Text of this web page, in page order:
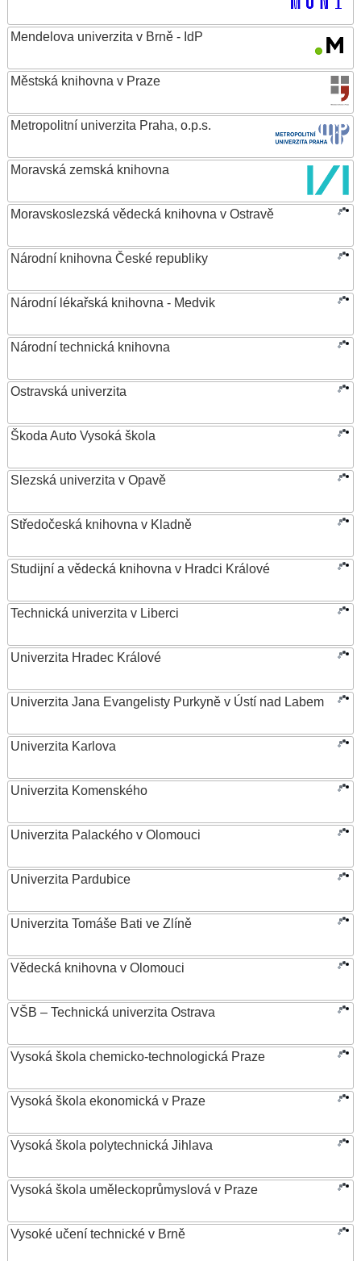
Mendelova univerzita v Brně - IdP
Městská knihovna v Praze
Metropolitní univerzita Praha, o.p.s.
Moravská zemská knihovna
Moravskoslezská vědecká knihovna v Ostravě
Národní knihovna České republiky
Národní lékařská knihovna - Medvik
Národní technická knihovna
Ostravská univerzita
Škoda Auto Vysoká škola
Slezská univerzita v Opavě
Středočeská knihovna v Kladně
Studijní a vědecká knihovna v Hradci Králové
Technická univerzita v Liberci
Univerzita Hradec Králové
Univerzita Jana Evangelisty Purkyně v Ústí nad Labem
Univerzita Karlova
Univerzita Komenského
Univerzita Palackého v Olomouci
Univerzita Pardubice
Univerzita Tomáše Bati ve Zlíně
Vědecká knihovna v Olomouci
VŠB – Technická univerzita Ostrava
Vysoká škola chemicko-technologická Praze
Vysoká škola ekonomická v Praze
Vysoká škola polytechnická Jihlava
Vysoká škola uměleckoprůmyslová v Praze
Vysoké učení technické v Brně